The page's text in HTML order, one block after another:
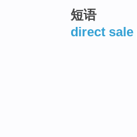
短语
direct